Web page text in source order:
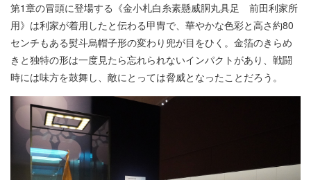
第1章の冒頭に登場する《金小札白糸素懸威胴丸具足 前田利家所
用》は利家が着用したと伝わる甲冑で、華やかな色彩と高さ約80
センチもある熨斗烏帽子形の変わり兜が目をひく。金箔のきらめ
きと独特の形は一度見たら忘れられないインパクトがあり、戦闘
時には味方を鼓舞し、敵にとっては脅威となったことだろう。